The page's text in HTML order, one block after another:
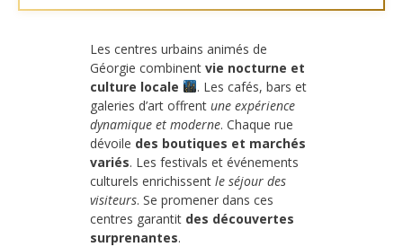
Les centres urbains animés de
Géorgie combinent vie nocturne et
culture locale
. Les cafés, bars et
galeries d’art offrent une expérience
dynamique et moderne. Chaque rue
dévoile des boutiques et marchés
variés. Les festivals et événements
culturels enrichissent le séjour des
visiteurs. Se promener dans ces
centres garantit des découvertes
surprenantes.